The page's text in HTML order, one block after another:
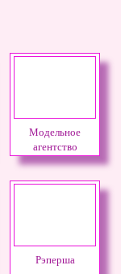
Модельное
агентство
Рэперша